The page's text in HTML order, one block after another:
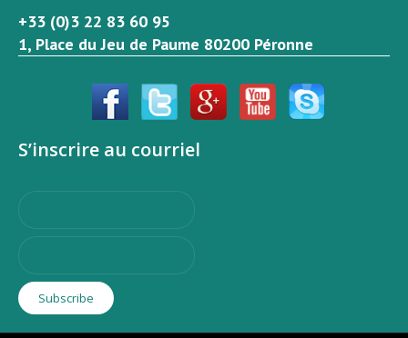
+33 (0)3 22 83 60 95
1, Place du Jeu de Paume 80200 Péronne
S’inscrire au courriel